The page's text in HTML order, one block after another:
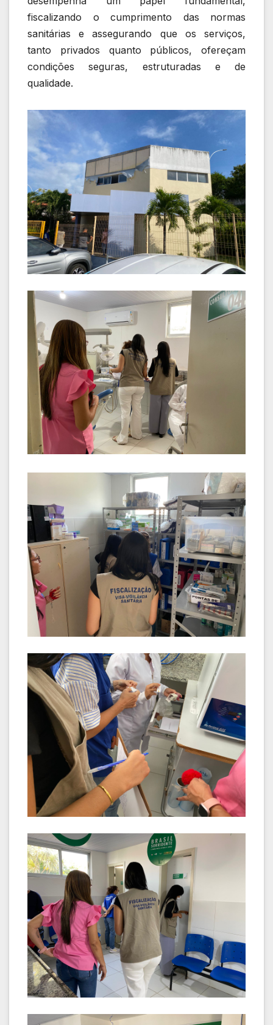
fiscalizando o cumprimento das normas
sanitárias e assegurando que os serviços,
tanto privados quanto públicos, ofereçam
condições seguras, estruturadas e de
qualidade.